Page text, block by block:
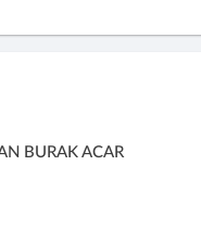
BURAK ACAR